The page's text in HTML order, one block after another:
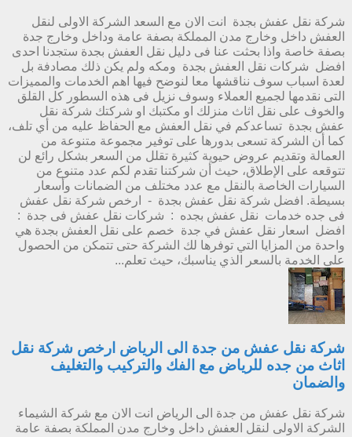
شركة نقل عفش بجدة انت الان مع السعد الشركة الاولى لنقل
العفش داخل وخارج مدن المملكة بصفة عامة وداخل وخارج جدة
بصفة خاصة واذا بحثت عنا فى دليل نقل العفش بجدة ستجدنا احدى
افضل شركات نقل العفش بجدة ومكه ولم يكن ذلك مصادفة بل
لعدة اسباب سوف نناقشها معا لنوضح فيها اهم الخدمات والمميزات
التى نقدمها لجميع العملاء وسوف نزيل فى هذه السطور كل القلق
والخوف على نقل اثاث منزلك او مكتبك او شركتك شركة نقل
عفش بجدة تساعدكم في نقل العفش مع الحفاظ عليه من أي تلف،
كما أن الشركة تسعى بدورها على توفير مجموعة متنوعة من
العمالة وتقديم عروض حيوية كثيرة تقلل من السعر بشكل رائع لن
تتوقعه على الإطلاق، حيث أن شركتنا تقدم لكم عدد متنوع من
السيارات الخاصة بالنقل مع عدد مختلف من الضمانات وأسعار
بسيطة. افضل شركة نقل عفش بجدة - ارخص شركة نقل عفش
فى جده خدمات نقل عفش بجده : شركات نقل عفش فى جدة :
افضل اسعار نقل عفش في جدة خصم على نقل العفش بجدة هي
واحدة من المزايا التي توفرها لك الشركة حتى تتمكن من الحصول
على الخدمة بالسعر الذي يناسبك، حيث تعلم...
شركة نقل عفش من جدة الى الرياض ارخص شركة نقل
اثاث من جده للرياض مع الفك والتركيب والتغليف
والضمان
شركة نقل عفش من جدة الى الرياض انت الان مع شركة الشيماء
الشركة الاولى لنقل العفش داخل وخارج مدن المملكة بصفة عامة